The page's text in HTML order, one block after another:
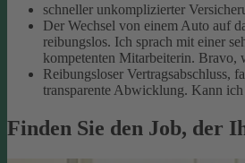
schneller unkomplizierter
Der Wechsel von einem Auto auf
reibungslos. Ich sprach mit einer
kompetenten Mitarbeiterin. Bravo,
Reibungsloser Vertragsabschluss,
transparente Abwicklung. Kann
Finden Sie den Job, der